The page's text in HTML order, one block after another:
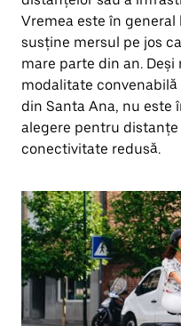
Vremea este în
susține mersul pe jos
mare parte din an.
modalitate
din Santa Ana, nu
alegere pentru
conectivitate redusă.